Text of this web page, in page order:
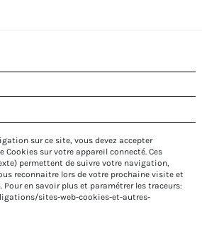
sur ce site, vous devez accepter
Cookies sur votre appareil connecté. Ces
permettent de suivre votre navigation,
reconnaitre lors de votre prochaine visite et
Pour en savoir plus et paramétrer les traceurs:
sites-web-cookies-et-autres-